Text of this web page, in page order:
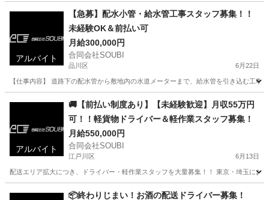
アルバイト
【急募】配水小管・給水管工事スタッフ募集！！
未経験OK＆前払い可
月給300,000円
合同会社SOUBI
品川区 6月22日
【仕事内容】 道路下の配水管から敷地内の水道メーターまで、給水管を引き込む工
大工 大型
アルバイト
🚚【前払い制度あり】【未経験歓迎】月収55万円
可！！軽貨物ドライバー＆軽作業スタッフ募集！
月給550,000円
合同会社SOUBI
江戸川区 6月13日
配送エリア拡大につき、ドライバー・軽作業スタッフを大量募集！！ 東京・埼玉に
配送 スタッフ
📦終わりじまい！お酒の配送ドライバー募集！